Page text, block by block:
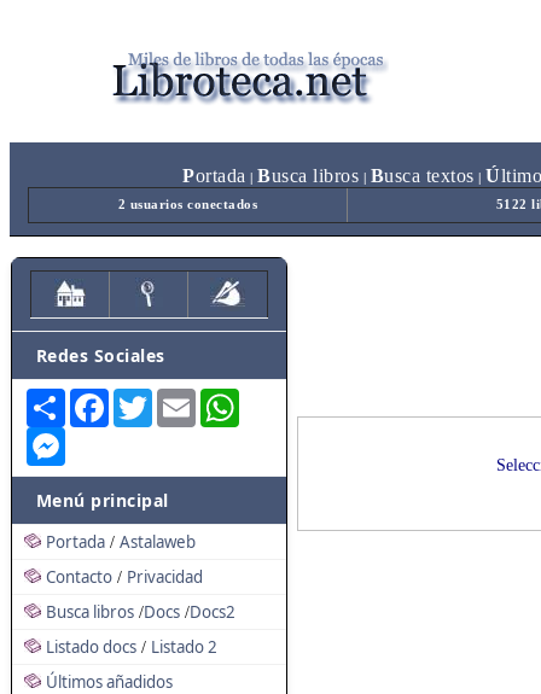
Portada Busca libros Busca textos Ú
2 usuarios conectados 5122
Redes Sociales
Share FacebookTwitterEmail
Menú principal
Portada / Astalaweb
Contacto / Privacidad
Busca libros /Docs /Docs2
Listado docs / Listado 2
Últimos añadidos